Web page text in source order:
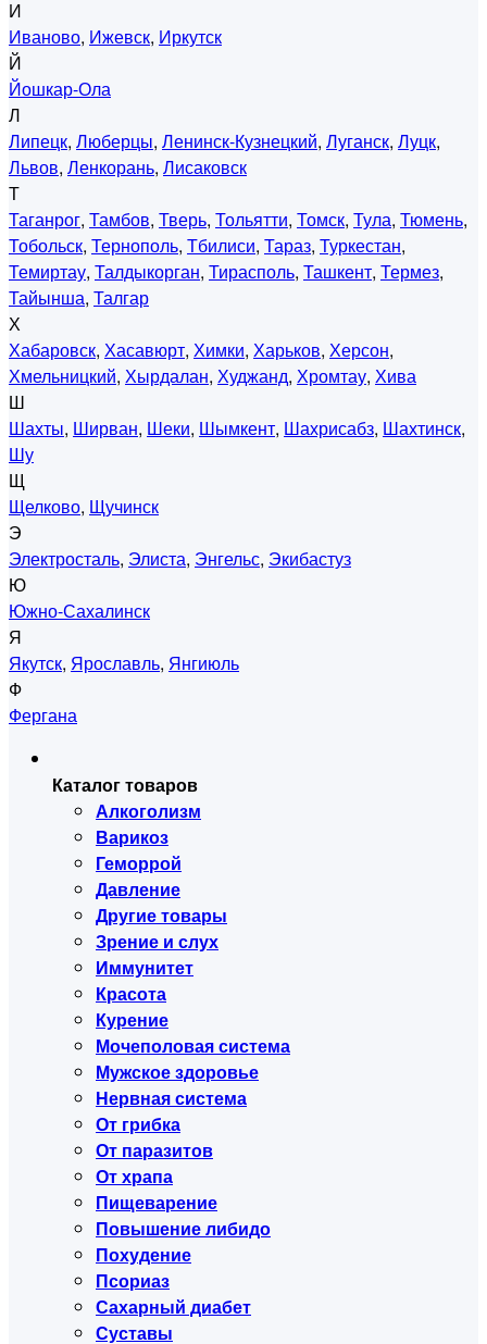
И
Иваново, Ижевск, Иркутск
Й
Йошкар-Ола
Л
Липецк, Люберцы, Ленинск-Кузнецкий, Луганск, Луцк,
Львов, Ленкорань, Лисаковск
Т
Таганрог, Тамбов, Тверь, Тольятти, Томск, Тула, Тюмень,
Тобольск, Тернополь, Тбилиси, Тараз, Туркестан,
Темиртау, Талдыкорган, Тирасполь, Ташкент, Термез,
Тайынша, Талгар
Х
Хабаровск, Хасавюрт, Химки, Харьков, Херсон,
Хмельницкий, Хырдалан, Худжанд, Хромтау, Хива
Ш
Шахты, Ширван, Шеки, Шымкент, Шахрисабз, Шахтинск,
Шу
Щ
Щелково, Щучинск
Э
Электросталь, Элиста, Энгельс, Экибастуз
Ю
Южно-Сахалинск
Я
Якутск, Ярославль, Янгиюль
Ф
Фергана
Каталог товаров
Алкоголизм
Варикоз
Геморрой
Давление
Другие товары
Зрение и слух
Иммунитет
Красота
Курение
Мочеполовая система
Мужское здоровье
Нервная система
От грибка
От паразитов
От храпа
Пищеварение
Повышение либидо
Похудение
Псориаз
Сахарный диабет
Суставы